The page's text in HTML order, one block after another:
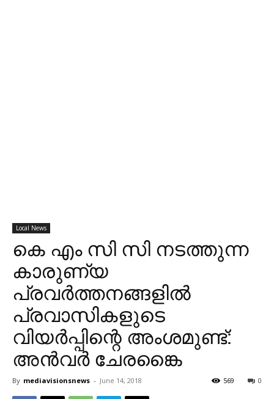
Local News
കെ എം സി സി നടത്തുന്ന
കാരുണ്യ
പ്രവർത്തനങ്ങളിൽ
പ്രവാസികളുടെ
വിയർപ്പിന്റെ അംശമുണ്ട്:
അൻവർ ചേരങ്കൈ
By mediavisionsnews - June 14, 2018 0
569